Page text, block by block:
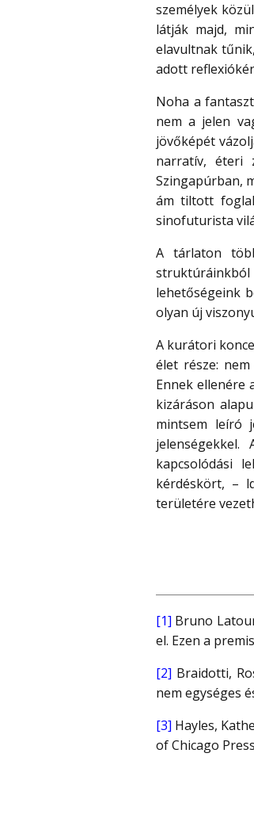
személyek
látják majd,
elavultnak
adott
Noha a
nem a jelen
jövőképét
narratív, éteri
Szingapúrban,
ám tiltott
sinofuturista
A tárlaton
lehetőségeink
olyan új
A kurátori
élet része:
Ennek ellenére
kizáráson
mintsem leíró
kapcsolódási
kérdéskört, –
területére
[1] Bruno
el. Ezen a
[2] Braidotti,
nem egységes
[3] Hayles,
of Chicago